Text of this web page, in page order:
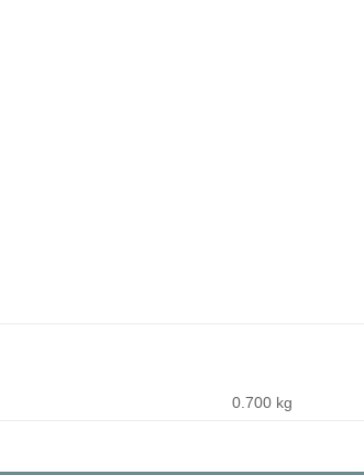
0.700 kg